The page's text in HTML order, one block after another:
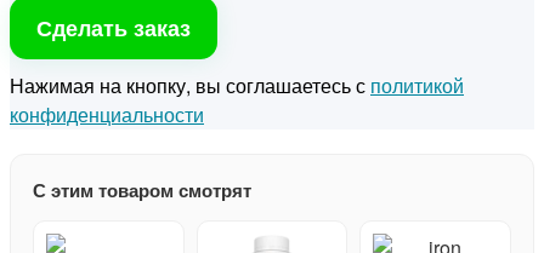
Сделать заказ
Нажимая на кнопку, вы соглашаетесь с политикой
конфиденциальности
С этим товаром смотрят